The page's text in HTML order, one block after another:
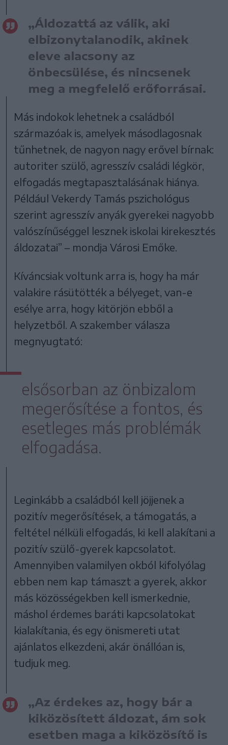
„Áldozattá az válik, aki
elbizonytalanodik, akinek
eleve alacsony az
önbecsülése, és nincsenek
meg a megfelelő erőforrásai.
Más indokok lehetnek a családból
származóak is, amelyek másodlagosnak
tűnhetnek, de nagyon nagy erővel bírnak:
autoriter szülő, agresszív családi légkör,
elfogadás megtapasztalásának hiánya.
Például Vekerdy Tamás pszichológus
szerint agresszív anyák gyerekei nagyobb
valószínűséggel lesznek iskolai kirekesztés
áldozatai” – mondja Városi Emőke.
Kíváncsiak voltunk arra is, hogy ha már
valakire rásütötték a bélyeget, van-e
esélye arra, hogy kitörjön ebből a
helyzetből. A szakember válasza
megnyugtató:
elsősorban az önbizalom
megerősítése a fontos, és
esetleges más problémák
elfogadása.
Leginkább a családból kell jöjjenek a
pozitív megerősítések, a támogatás, a
feltétel nélküli elfogadás, ki kell alakítani a
pozitív szülő-gyerek kapcsolatot.
Amennyiben valamilyen okból kifolyólag
ebben nem kap támaszt a gyerek, akkor
más közösségekben kell ismerkednie,
máshol érdemes baráti kapcsolatokat
kialakítania, és egy önismereti utat
ajánlatos elkezdeni, akár önállóan is,
tudjuk meg.
„Az érdekes az, hogy bár a
kiközösített áldozat, ám sok
esetben maga a kiközösítő is